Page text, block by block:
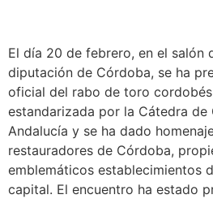
El día 20 de febrero, en el salón
diputación de Córdoba, se ha
oficial del rabo de toro
estandarizada por la Cátedra de
Andalucía y se ha dado
restauradores de Córdoba,
emblemáticos establecimientos
capital. El encuentro ha estado